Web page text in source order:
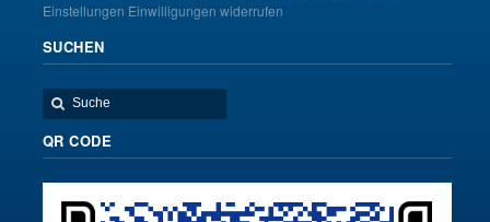
Einstellungen Einwilligungen widerrufen
SUCHEN
QR CODE